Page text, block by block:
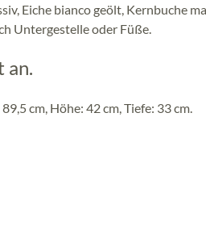
Eiche bianco geölt, Kernbuche
Untergestelle oder Füße.
an.
cm, Höhe: 42 cm, Tiefe: 33 cm.